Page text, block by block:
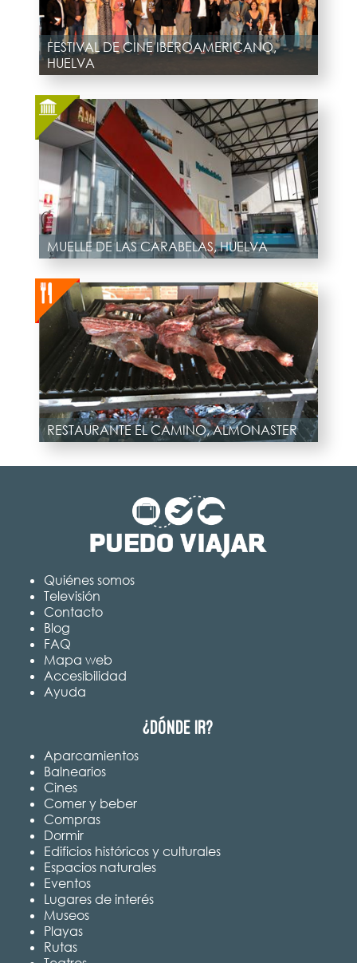
FESTIVAL DE CINE IBEROAMERICANO,
HUELVA
MUELLE DE LAS CARABELAS, HUELVA
RESTAURANTE EL CAMINO, ALMONASTER
Quiénes somos
Televisión
Contacto
Blog
FAQ
Mapa web
Accesibilidad
Ayuda
¿Dónde ir?
Aparcamientos
Balnearios
Cines
Comer y beber
Compras
Dormir
Edificios históricos y culturales
Espacios naturales
Eventos
Lugares de interés
Museos
Playas
Rutas